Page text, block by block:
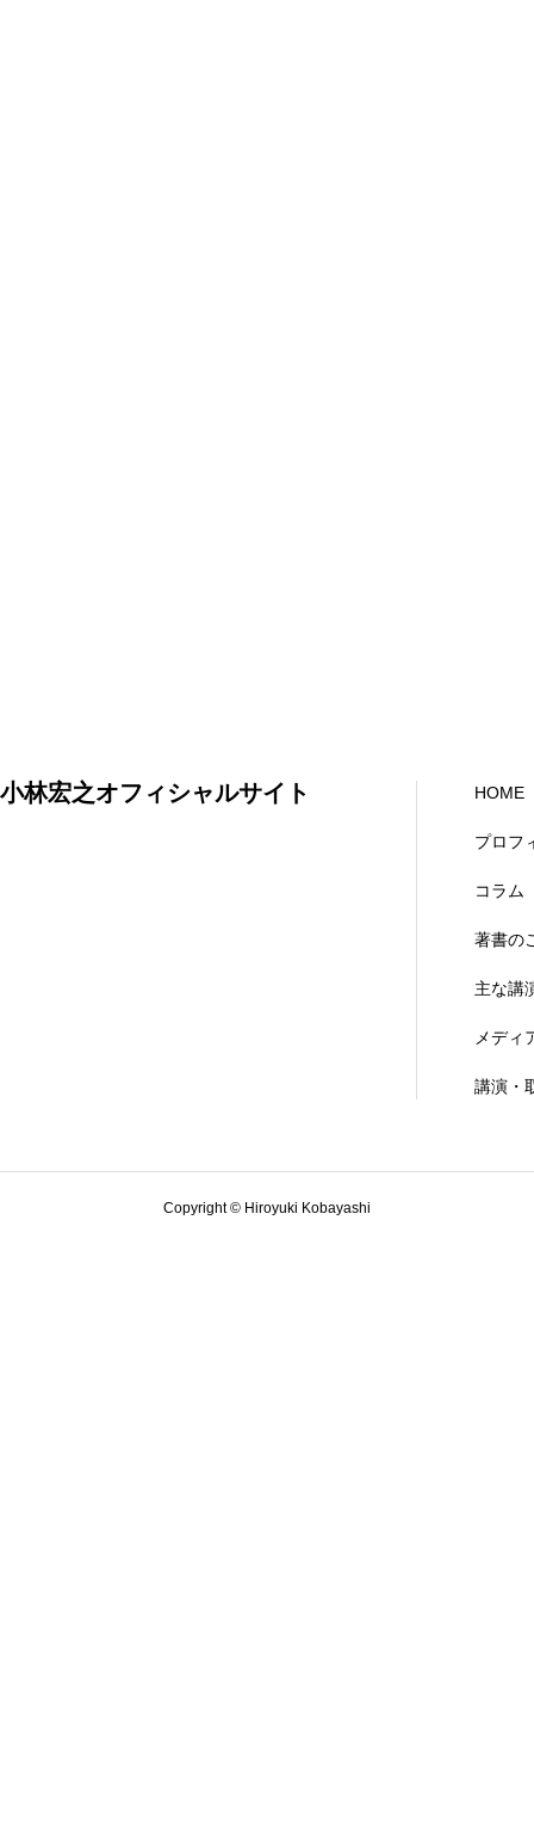
小林宏之オフィシャルサイト HOME
プロフ
コラム
著書の
主な講
メディ
講演・
Copyright © Hiroyuki Kobayashi